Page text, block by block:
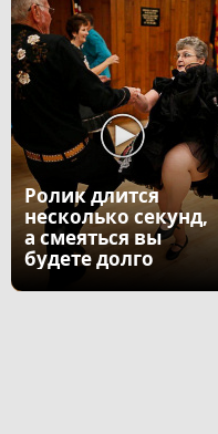
Ролик длится
несколько секунд,
а смеяться вы
будете долго